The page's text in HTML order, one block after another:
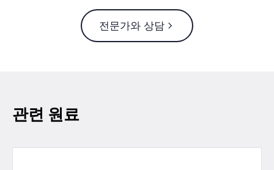
전문가와 상담
관련 원료